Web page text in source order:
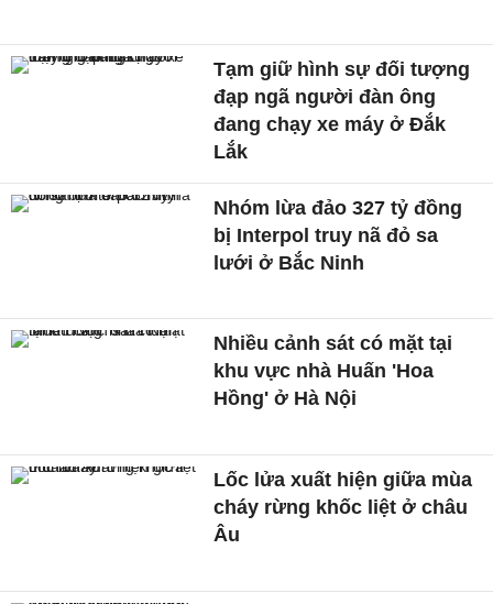
Tạm giữ hình sự đối tượng
đạp ngã người đàn ông
đang chạy xe máy ở Đắk
Lắk
Nhóm lừa đảo 327 tỷ đồng
bị Interpol truy nã đỏ sa
lưới ở Bắc Ninh
Nhiều cảnh sát có mặt tại
khu vực nhà Huấn 'Hoa
Hồng' ở Hà Nội
Lốc lửa xuất hiện giữa mùa
cháy rừng khốc liệt ở châu
Âu